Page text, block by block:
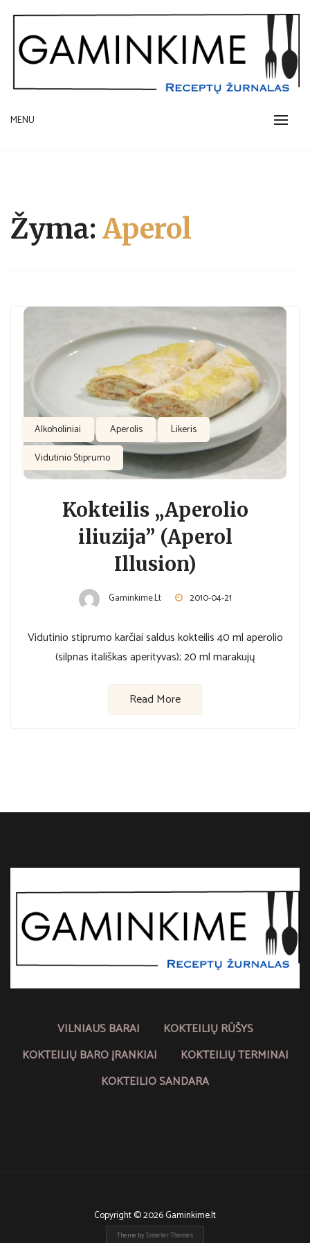
content
GAMINKIME.LT
receptų žurnalas
MENU
Žyma: Aperol
Alkoholiniai Aperolis
Likeris
Vidutinio Stiprumo
Kokteilis „Aperolio
iliuzija” (Aperol
Illusion)
Gaminkime.lt 2010-04-21
Vidutinio stiprumo karčiai saldus kokteilis 40 ml aperolio
(silpnas itališkas aperityvas); 20 ml marakujų
Read More
VILNIAUS BARAI
KOKTEILIŲ RŪŠYS
KOKTEILIŲ BARO ĮRANKIAI
KOKTEILIŲ TERMINAI
KOKTEILIO SANDARA
Copyright © 2026 Gaminkime.lt
Theme bySmarter Themes